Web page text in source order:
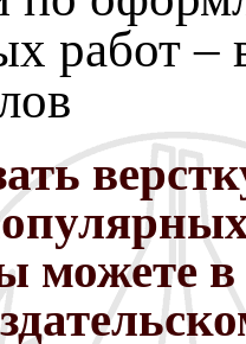
работ –
можете